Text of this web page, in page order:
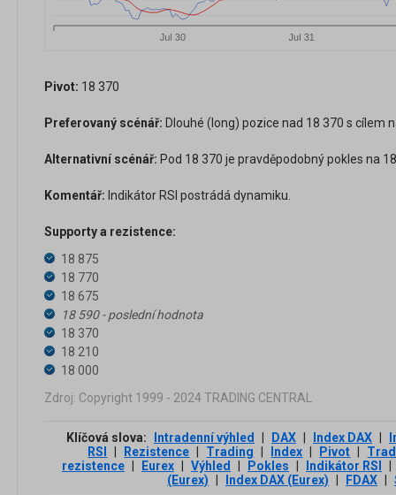
Pivot: 18 370
Preferovaný scénář: Dlouhé (long) pozice nad 18 370 s cílem
Alternativní scénář: Pod 18 370 je pravděpodobný pokles na
Komentář: Indikátor RSI postrádá dynamiku.
Supporty a rezistence:
18 875
18 770
18 675
18 590 - poslední hodnota
18 370
18 210
18 000
Zdroj: Copyright 1999 - 2024 TRADING CENTRAL
Klíčová slova: Intradenní výhled DAX Index DAX
RSI
Rezistence Trading Index Pivot
rezistence
Eurex Výhled Pokles Indikátor RSI
(Eurex)
Index DAX (Eurex) FDAX